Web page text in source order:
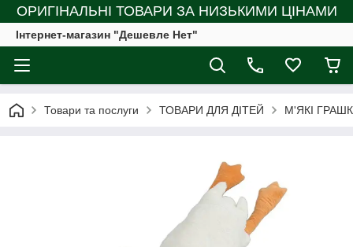
ОРИГІНАЛЬНІ ТОВАРИ ЗА НИЗЬКИМИ ЦІНАМИ
Інтернет-магазин "Дешевле Нет"
Товари та послуги ТОВАРИ ДЛЯ ДІТЕЙ М'ЯКІ